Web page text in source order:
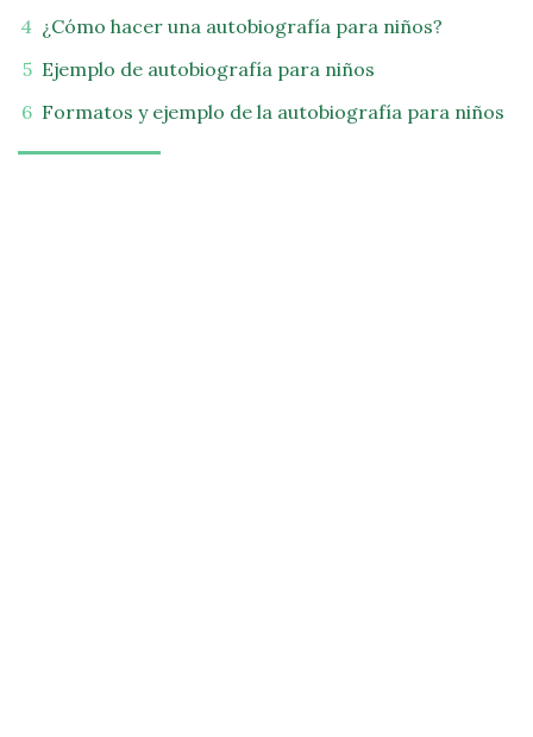
¿Cómo hacer una autobiografía para niños?
Ejemplo de autobiografía para niños
Formatos y ejemplo de la autobiografía para niños